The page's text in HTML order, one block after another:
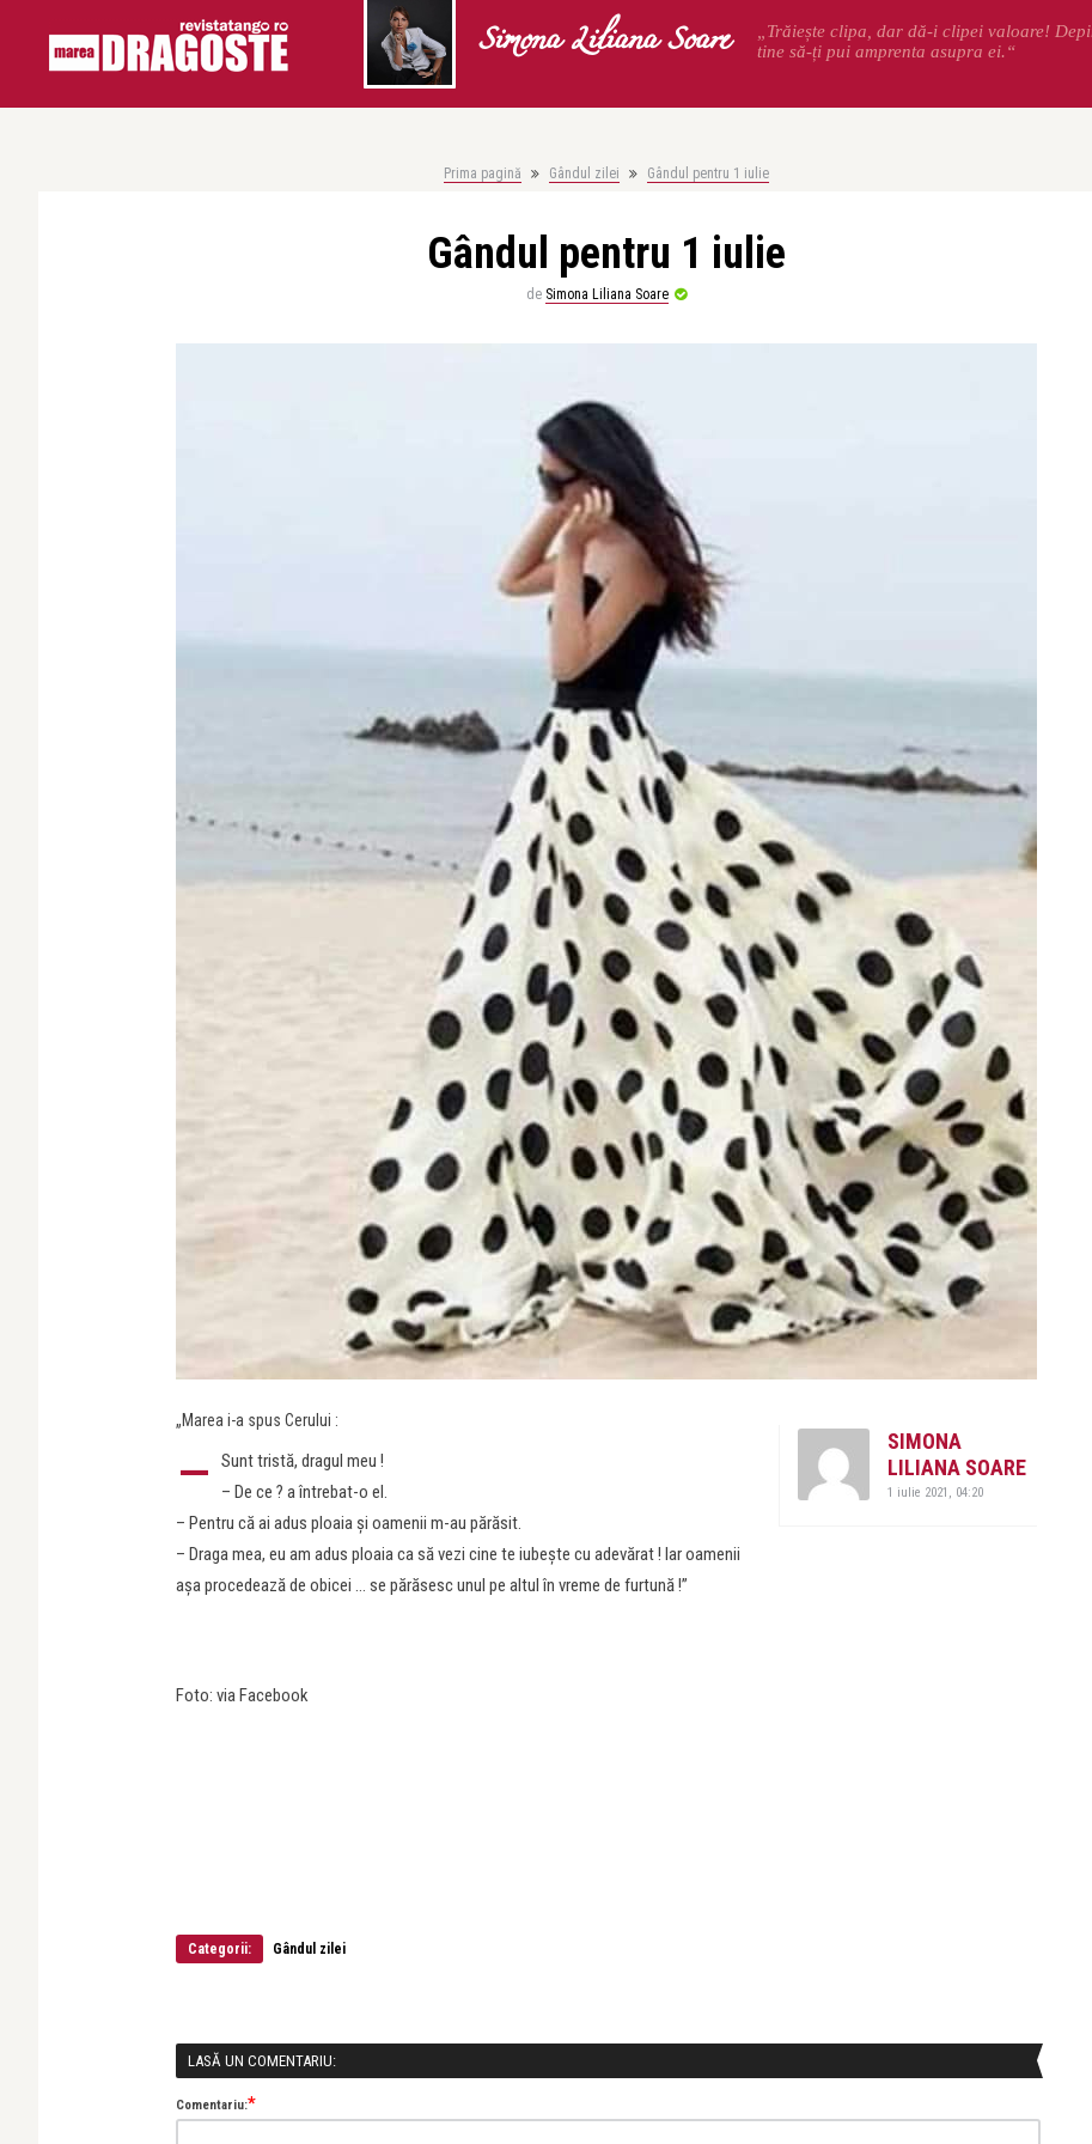
Simona Liliana Soare
„Trăiește clipa, dar dă-i clipei valoare!
tine să-ți pui amprenta asupra ei.“
Prima pagină Gândul zilei Gândul pentru 1 iulie
Gândul pentru 1 iulie
de Simona Liliana Soare
SIMONA
LILIANA SOARE
1 iulie 2021, 04:20
„Marea i-a spus Cerului :
–
Sunt tristă, dragul meu !
– De ce ? a întrebat-o el.
– Pentru că ai adus ploaia și oamenii m-au părăsit.
– Draga mea, eu am adus ploaia ca să vezi cine te iubește cu adevărat ! Iar oamenii
așa procedează de obicei … se părăsesc unul pe altul în vreme de furtună !”
Foto: via Facebook
Categorii: Gândul zilei
LASĂ UN COMENTARIU:
Comentariu:*